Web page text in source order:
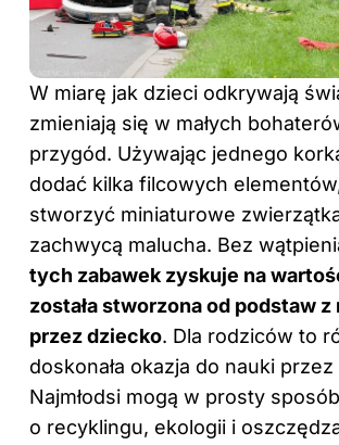
W miarę jak dzieci odkrywają
zmieniają się w małych
przygód. Używając jednego
dodać kilka filcowych
stworzyć miniaturowe
zachwycą malucha. Bez
tych zabawek zyskuje na
została stworzona od podstaw z
przez dziecko. Dla rodziców to
doskonała okazja do nauki
Najmłodsi mogą w prosty
o recyklingu, ekologii i